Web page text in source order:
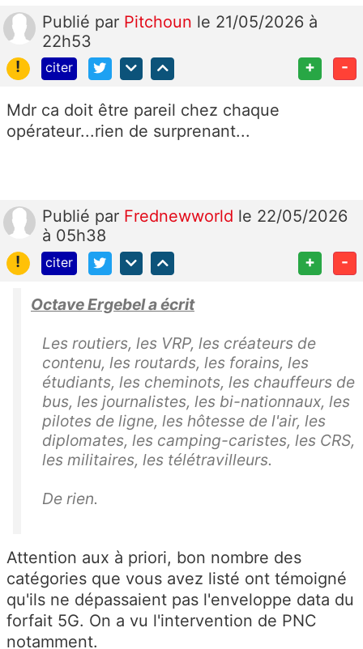
Publié par Pitchoun le 21/05/2026 à
22h53
!
citer + -
Mdr ca doit être pareil chez chaque
opérateur...rien de surprenant...
Publié par Frednewworld le 22/05/2026
à 05h38
!
citer + -
Octave Ergebel a écrit
Les routiers, les VRP, les créateurs de
contenu, les routards, les forains, les
étudiants, les cheminots, les chauffeurs de
bus, les journalistes, les bi-nationnaux, les
pilotes de ligne, les hôtesse de l'air, les
diplomates, les camping-caristes, les CRS,
les militaires, les télétravilleurs.
De rien.
Attention aux à priori, bon nombre des
catégories que vous avez listé ont témoigné
qu'ils ne dépassaient pas l'enveloppe data du
forfait 5G. On a vu l'intervention de PNC
notamment.